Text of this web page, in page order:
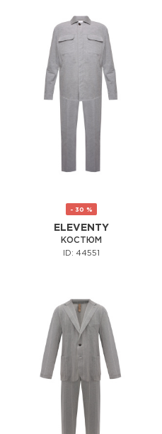
- 30 %
ELEVENTY
КОСТЮМ
ID: 44551